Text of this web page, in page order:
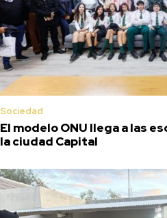
Sociedad
El modelo ONU llega a las
la ciudad Capital